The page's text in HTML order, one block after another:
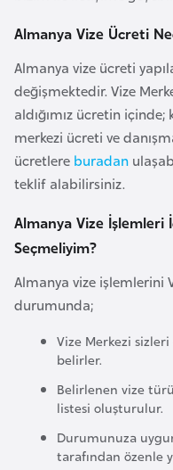
Almanya Vize Ücreti
Almanya vize ücreti
değişmektedir. Vize
aldığımız ücretin
merkezi ücreti ve
ücretlere buradan
teklif alabilirsiniz.
Almanya Vize İşlemleri
Seçmeliyim?
Almanya vize işlemlerini
durumunda;
Vize Merkezi
belirler.
Belirlenen vize
listesi oluşturulur.
Durumunuza
tarafından özenle
h
u
r
i
y
e
t
C
e
z